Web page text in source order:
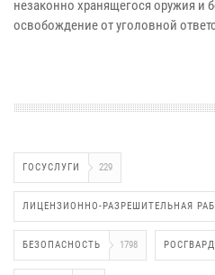
незаконно хранящегося оружия и
освобождение от уголовной
ГОСУСЛУГИ 229
ЛИЦЕНЗИОННО-РАЗРЕШИТЕЛЬНАЯ
БЕЗОПАСНОСТЬ 1798